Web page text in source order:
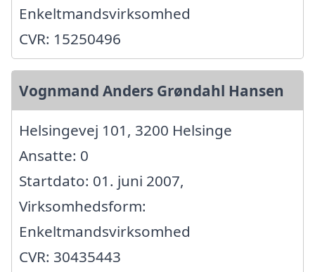
Enkeltmandsvirksomhed
CVR: 15250496
Vognmand Anders Grøndahl Hansen
Helsingevej 101, 3200 Helsinge
Ansatte: 0
Startdato: 01. juni 2007,
Virksomhedsform:
Enkeltmandsvirksomhed
CVR: 30435443